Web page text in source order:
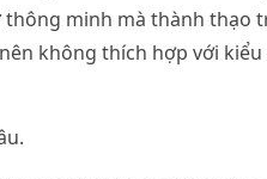
minh mà thành thạo
không thích hợp với